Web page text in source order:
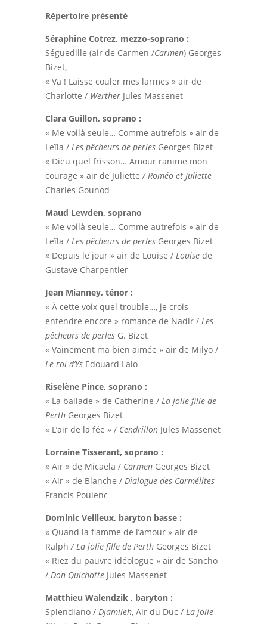
Répertoire présenté
Séraphine Cotrez, mezzo-soprano :
Séguedille (air de Carmen /Carmen) Georges
Bizet,
« Va ! Laisse couler mes larmes » air de
Charlotte / WertherJules Massenet
Clara Guillon, soprano :
« Me voilà seule… Comme autrefois » air de
Leïla / Les pêcheurs de perlesGeorges Bizet
« Dieu quel frisson… Amour ranime mon
courage » air de Juliette/ Roméo et Juliette
Charles Gounod
Maud Lewden, soprano
« Me voilà seule… Comme autrefois » air de
Leïla / Les pêcheurs de perlesGeorges Bizet
« Depuis le jour » air de Louise / Louise de
Gustave Charpentier
Jean Mianney, ténor :
« À cette voix quel trouble…, je crois
entendre encore » romance de Nadir / Les
pêcheurs de perlesG. Bizet
« Vainement ma bien aimée » air de Milyo /
Le roi d’YsEdouard Lalo
Riselène Pince, soprano :
« La ballade » de Catherine / La jolie fille de
Perth Georges Bizet
« L’air de la fée » / CendrillonJules Massenet
Lorraine Tisserant, soprano :
« Air » de Micaëla / CarmenGeorges Bizet
« Air » de Blanche / Dialogue des Carmélites
Francis Poulenc
Dominic Veilleux, baryton basse :
« Quand la flamme de l’amour » air de
Ralph/ La jolie fille de PerthGeorges Bizet
« Riez du pauvre idéologue » air de Sancho
/ Don QuichotteJules Massenet
Matthieu Walendzik , baryton :
Splendiano / Djamileh, Air du Duc / La jolie